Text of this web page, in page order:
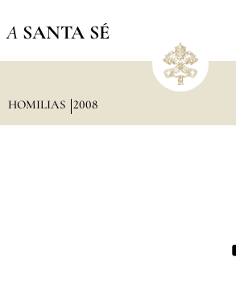
A SANTA SÉ
HOMILIAS 2008